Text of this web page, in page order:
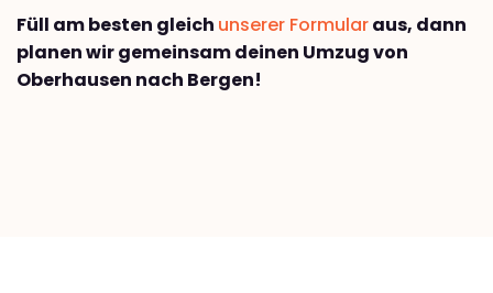
Füll am besten gleich unserer Formularaus, dann
planen wir gemeinsam deinen Umzug von
Oberhausen nach Bergen!